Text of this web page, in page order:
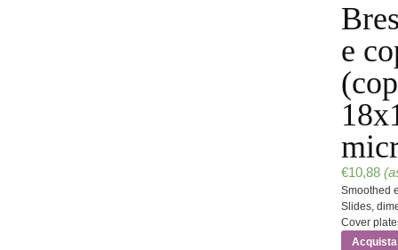
e
€10,88
Smoothed
Slides,
Cover
Acquista